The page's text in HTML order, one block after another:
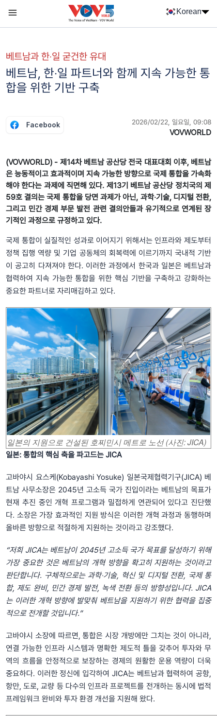
Korean
베트남과 한‧일 굳건한 유대
베트남, 한‧일 파트너와 함께 지속 가능한 통
합을 위한 기반 구축
Facebook 2026/02/22, 일요일, 09:08
VOVWORLD
(VOVWORLD) - 제14차 베트남 공산당 전국 대표대회 이후, 베트남
은 능동적이고 효과적이며 지속 가능한 방향으로 국제 통합을 가속화
해야 한다는 과제에 직면해 있다. 제13기 베트남 공산당 정치국의 제
59호 결의는 국제 통합을 당면 과제가 아닌, 과학‧기술, 디지털 전환,
그리고 민간 경제 부문 발전 관련 결의안들과 유기적으로 연계된 장
기적인 과정으로 규정하고 있다.
국제 통합이 실질적인 성과로 이어지기 위해서는 인프라와 제도부터
정책 집행 역량 및 기업 공동체의 회복력에 이르기까지 국내적 기반
이 공고히 다져져야 한다. 이러한 과정에서 한국과 일본은 베트남과
협력하여 지속 가능한 통합을 위한 핵심 기반을 구축하고 강화하는
중요한 파트너로 자리매김하고 있다.
일본의 지원으로 건설된 호찌민시 메트로 노선 (사진: JICA)
일본: 통합의 핵심 축을 파고드는 JICA
고바야시 요스케(Kobayashi Yosuke) 일본국제협력기구(JICA) 베
트남 사무소장은 2045년 고소득 국가 진입이라는 베트남의 목표가
현재 추진 중인 개혁 프로그램과 밀접하게 연관되어 있다고 진단했
다. 소장은 가장 효과적인 지원 방식은 이러한 개혁 과정과 동행하며
올바른 방향으로 적절하게 지원하는 것이라고 강조했다.
“저희 JICA는 베트남이 2045년 고소득 국가 목표를 달성하기 위해
가장 중요한 것은 베트남의 개혁 방향을 확고히 지원하는 것이라고
판단합니다. 구체적으로는 과학‧기술, 혁신 및 디지털 전환, 국제 통
합, 제도 완비, 민간 경제 발전, 녹색 전환 등의 방향성입니다. JICA
는 이러한 개혁 방향에 발맞춰 베트남을 지원하기 위한 협력을 집중
적으로 전개할 것입니다.”
고바야시 소장에 따르면, 통합은 시장 개방에만 그치는 것이 아니라,
연결 가능한 인프라 시스템과 명확한 제도적 틀을 갖추어 투자와 무
역의 흐름을 안정적으로 보장하는 경제의 원활한 운용 역량이 더욱
중요하다. 이러한 정신에 입각하여 JICA는 베트남과 협력하여 공항,
항만, 도로, 교량 등 다수의 인프라 프로젝트를 전개하는 동시에 법적
프레임워크 완비와 투자 환경 개선을 지원해 왔다.